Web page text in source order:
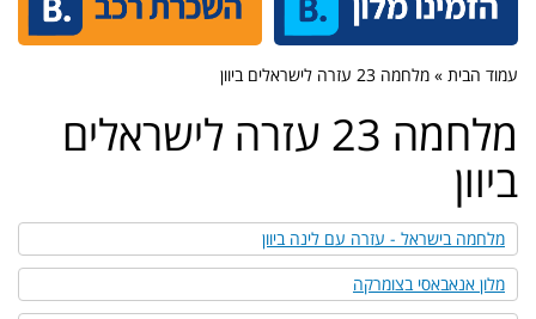
עמוד הבית » מלחמה 23 עזרה לישראלים ביוון
מלחמה 23 עזרה לישראלים
ביוון
מלחמה בישראל - עזרה עם לינה ביוון
מלון אנאבאסי בצומרקה